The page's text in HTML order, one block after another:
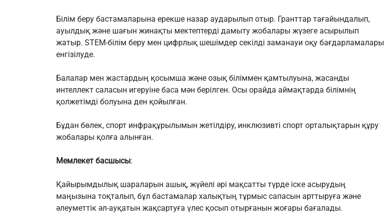
Білім беру бастамаларына ерекше назар аударылып отыр. Гранттар тағайындалып,
ауылдық және шағын жинақты мектептерді дамыту жобалары жүзеге асырылып
жатыр. STEM-білім беру мен цифрлық шешімдер секілді заманауи оқу бағдарламалары
енгізілуде.
Балалар мен жастардың қосымша және озық біліммен қамтылуына, жасанды
интеллект саласын игеруіне баса мән берілген. Осы орайда аймақтарда білімнің
қолжетімді болуына ден қойылған.
Бұдан бөлек, спорт инфрақұрылымын жетілдіру, инклюзивті спорт орталықтарын құру
жобалары қолға алынған.
Мемлекет басшысы:
Қайырымдылық шараларын ашық, жүйелі әрі мақсатты түрде іске асырудың
маңызына тоқталып, бұл бастамалар халықтың тұрмыс сапасын арттыруға және
әлеуметтік әл-ауқатын жақсартуға үлес қосып отырғанын жоғары бағалады.